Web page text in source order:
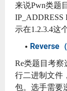
来说Pwn类题
IP_ADDRESS
示在1.2.3.4这
Reverse（
Re类题目考察
行二进制文件
包。选手需要